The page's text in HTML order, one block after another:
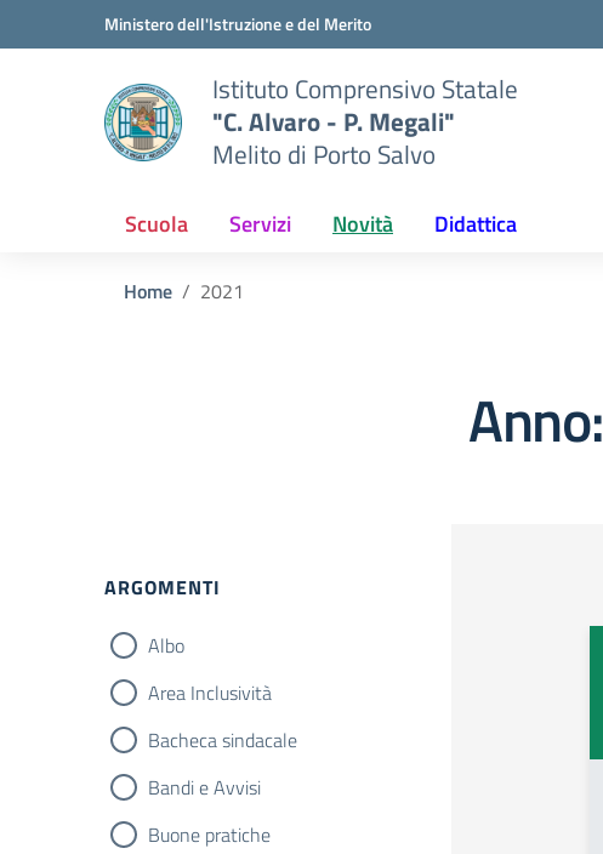
Vai ai contenuti
Vai al menu di navigazioneMinistero dell'Istruzione e del Merito
Istituto Comprensivo Statale
"C. Alvaro - P. Megali"
Melito di Porto Salvo
Scuola Servizi Novità Didattica
Home 2021
Anno:
Filtri
ARGOMENTI
Albo
Area Inclusività
Bacheca sindacale
Bandi e Avvisi
Buone pratiche